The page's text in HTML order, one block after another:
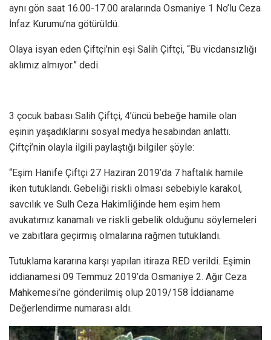
aynı gön saat 16.00-17.00 aralarında Osmaniye 1 No’lu Ceza
İnfaz Kurumu’na götürüldü.
Olaya isyan eden Çiftçi’nin eşi Salih Çiftçi, “Bu vicdansızlığı
aklımız almıyor.” dedi.
3 çocuk babası Salih Çiftçi, 4’üncü bebeğe hamile olan
eşinin yaşadıklarını sosyal medya hesabından anlattı.
Çiftçi’nin olayla ilgili paylaştığı bilgiler şöyle:
“Eşim Hanife Çiftçi 27 Haziran 2019’da 7 haftalık hamile
iken tutuklandı. Gebeliği riskli olması sebebiyle karakol,
savcılık ve Sulh Ceza Hakimliğinde hem eşim hem
avukatımız kanamalı ve riskli gebelik olduğunu söylemeleri
ve zabıtlara geçirmiş olmalarına rağmen tutuklandı.
Tutuklama kararına karşı yapılan itiraza RED verildi. Eşimin
iddianamesi 09 Temmuz 2019’da Osmaniye 2. Ağır Ceza
Mahkemesi’ne gönderilmiş olup 2019/158 İddianame
Değerlendirme numarası aldı.